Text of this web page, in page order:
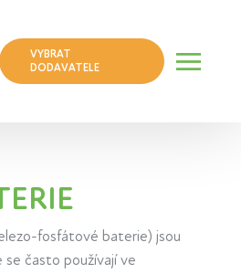
VYBRAT
DODAVATELE
fosfátové baterie) jsou
často používají ve